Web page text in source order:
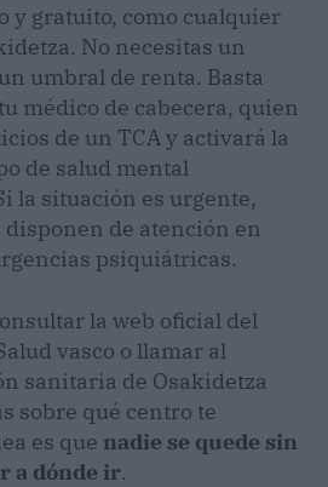
y gratuito, como cualquier
No necesitas un
umbral de renta. Basta
médico de cabecera, quien
de un TCA y activará la
de salud mental
la situación es urgente,
de atención en
psiquiátricas.
la web oficial del
vasco o llamar al
sanitaria de Osakidetza
sobre qué centro te
es que nadie se quede sin
a dónde ir.